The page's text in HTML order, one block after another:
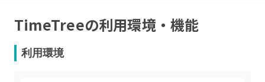
TimeTreeの利用環境・機能
利用環境